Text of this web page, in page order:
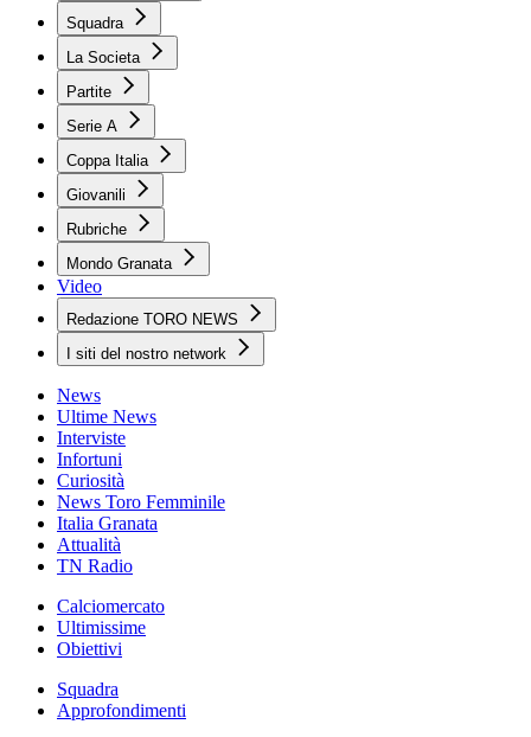
Squadra
La Societa
Partite
Serie A
Coppa Italia
Giovanili
Rubriche
Mondo Granata
Video
Redazione TORO NEWS
I siti del nostro network
News
Ultime News
Interviste
Infortuni
Curiosità
News Toro Femminile
Italia Granata
Attualità
TN Radio
Calciomercato
Ultimissime
Obiettivi
Squadra
Approfondimenti